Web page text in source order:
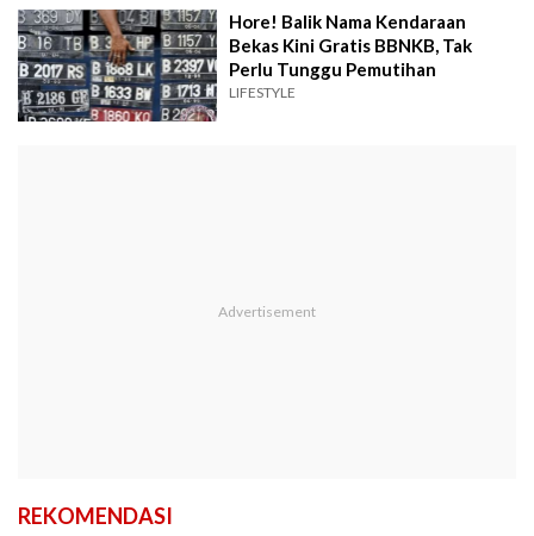
Hore! Balik Nama Kendaraan
Bekas Kini Gratis BBNKB, Tak
Perlu Tunggu Pemutihan
LIFESTYLE
REKOMENDASI